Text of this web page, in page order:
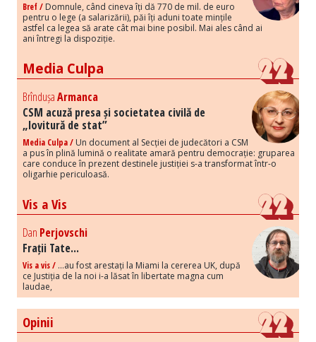
Bref / Domnule, când cineva îți dă 770 de mil. de euro
pentru o lege (a salarizării), păi îți aduni toate mințile
astfel ca legea să arate cât mai bine posibil. Mai ales când ai
ani întregi la dispoziție.
Media Culpa
BrîndușaArmanca
CSM acuză presa și societatea civilă de
„lovitură de stat”
Media Culpa / Un document al Secției de judecători a CSM
a pus în plină lumină o realitate amară pentru democrație: gruparea
care conduce în prezent destinele justiției s-a transformat într-o
oligarhie periculoasă.
Vis a Vis
Dan Perjovschi
Frații Tate...
Vis a vis / ...au fost arestați la Miami la cererea UK, după
ce Justiția de la noi i-a lăsat în libertate magna cum
laudae,
Opinii